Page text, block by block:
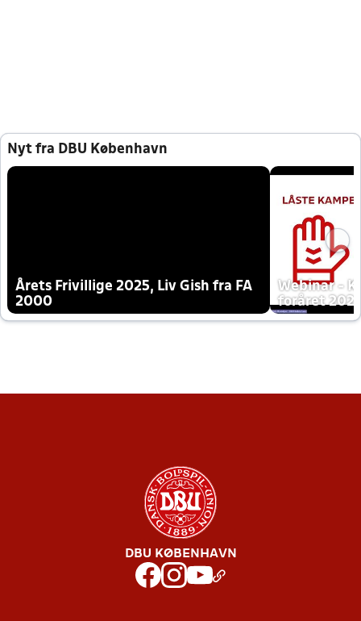
Nyt fra DBU København
Årets Frivillige 2025, Liv Gish fra FA
2000
Webinar -
foråret
DBU KØBENHAVN